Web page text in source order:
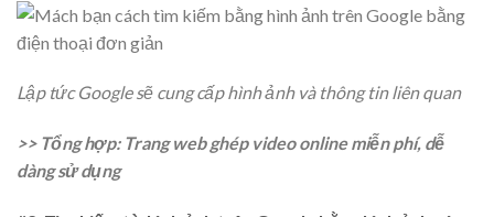
Lập tức Google sẽ cung cấp hình ảnh và thông tin liên quan
>> Tổng hợp: Trang web ghép video online miễn phí, dễ
dàng sử dụng